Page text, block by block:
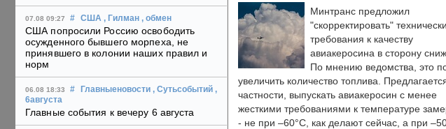
07.08 09:27 # США , Гилман , обмен
США попросили Россию освободить
осужденного бывшего морпеха, не
принявшего в колонии наших правил и
норм
06.08 18:33 # Главныеновости , Сутьсобытий ,
6августа
Главные события к вечеру 6 августа
Минтранс предложил
"скорректировать"
требования к качеству
авиакеросина в сторону
По мнению ведомства, это
увеличить количество топлива.
частности, выпускать авиакеросин с менее
жесткими требованиями к температуре
- не при –60°C, как делают сейчас, а при